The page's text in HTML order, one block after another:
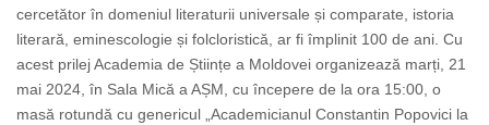
cercetător în domeniul literaturii universale și comparate, istoria
literară, eminescologie și folcloristică, ar fi împlinit 100 de ani. Cu
acest prilej Academia de Științe a Moldovei organizează marți, 21
mai 2024, în Sala Mică a AȘM, cu începere de la ora 15:00, o
masă rotundă cu genericul „Academicianul Constantin Popovici la